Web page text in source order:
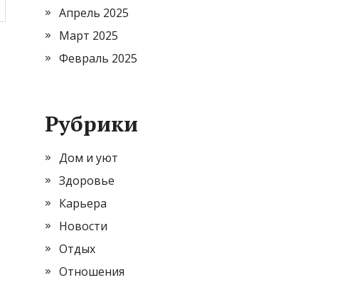
Апрель 2025
Март 2025
Февраль 2025
Рубрики
Дом и уют
Здоровье
Карьера
Новости
Отдых
Отношения